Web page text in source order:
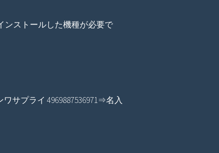
ンストールした機種が必要で
ワサプライ 4969887536971⇒名入